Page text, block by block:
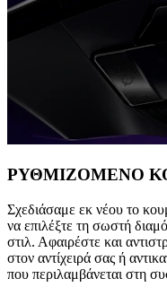
ΡΥΘΜΙΖΟΜΕΝΟ
Σχεδιάσαμε εκ νέου το
να επιλέξτε τη σωστή
στιλ. Αφαιρέστε και
στον αντίχειρά σας ή
που περιλαμβάνεται στη